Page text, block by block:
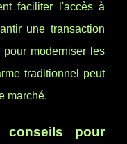
faciliter l'accès à
une transaction
moderniser les
traditionnel peut
marché.
conseils pour